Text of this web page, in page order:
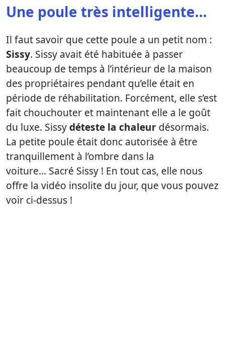
Une poule très intelligente…
Il faut savoir que cette poule a un petit nom :
Sissy. Sissy avait été habituée à passer
beaucoup de temps à l’intérieur de la maison
des propriétaires pendant qu’elle était en
période de réhabilitation. Forcément, elle s’est
fait chouchouter et maintenant elle a le goût
du luxe. Sissydéteste la chaleur désormais.
La petite poule était donc autorisée à être
tranquillement à l’ombre dans la
voiture… Sacré Sissy ! En tout cas, elle nous
offre la vidéo insolite du jour, que vous pouvez
voir ci-dessus !